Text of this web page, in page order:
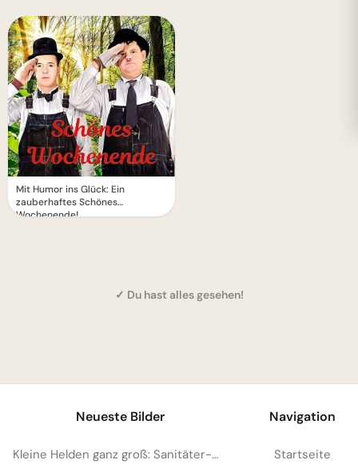
Mit Humor ins Glück: Ein
zauberhaftes Schönes
Wochenende!
✓ Du hast alles gesehen!
Neueste Bilder
Kleine Helden ganz groß: Sanitäter-Motivation für WhatsApp zum neuen Schuljahr
Navigation
Startseite